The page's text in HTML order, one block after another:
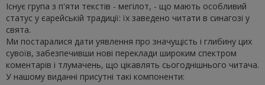
Існує група з п'яти текстів - мегілот, - що мають особливий
статус у єарейській традиції: їх заведено читати в синагозі у
свята.
Ми постаралися дати уявлення про значущість і глибину цих
сувоїв, забезпечивши нові переклади широким спектром
коментарів і тлумачень, що цікавлять сьогоднішнього читача.
У нашому виданні присутні такі компоненти: